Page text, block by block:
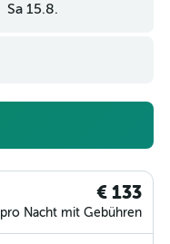
Sa 15.8.
€ 133
pro Nacht mit Gebühren